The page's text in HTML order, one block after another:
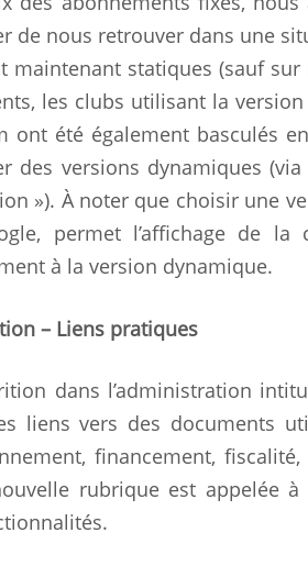
de nous retrouver dans une
maintenant statiques (sauf
les clubs utilisant la
ont été également basculés
des versions dynamiques
»). À noter que choisir une
permet l’affichage de
à la version dynamique.
– Liens pratiques
dans l’administration
liens vers des documents
financement,
rubrique est appelée à